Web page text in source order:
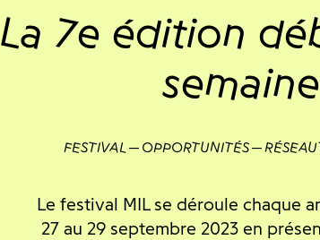
La 7e édition
FESTIVAL OPPORTUNITÉS
Le festival MIL se déroule chaque
27 au 29 septembre 2023 en